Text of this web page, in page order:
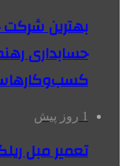
بهترین
حسابداری
1 روز پیش
تعمیر مبل